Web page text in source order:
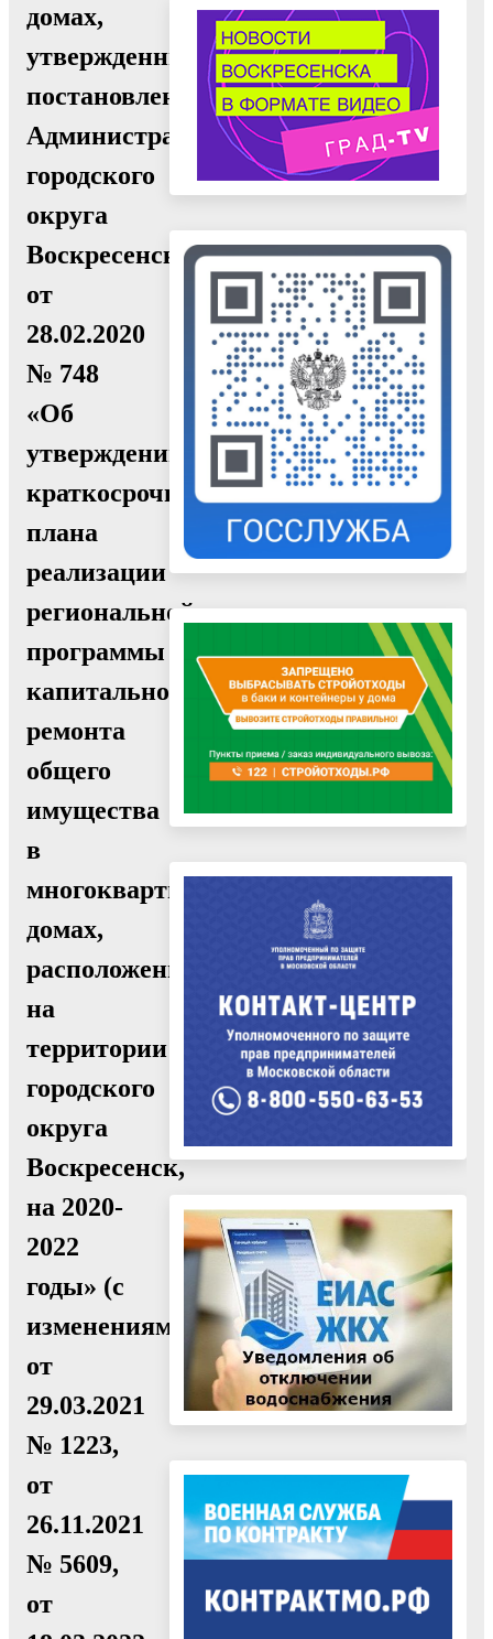
домах,
утвержденный
постановлением
Администрации
городского
округа
Воскресенск
от
28.02.2020
№ 748
«Об
утверждении
краткосрочного
плана
реализации
региональной
программы
капитального
ремонта
общего
имущества
в
многоквартирных
домах,
расположенных
на
территории
городского
округа
Воскресенск,
на 2020-
2022
годы» (с
изменениями
от
29.03.2021
№ 1223,
от
26.11.2021
№ 5609,
от